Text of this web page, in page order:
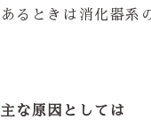
あるときは消化器系
主な原因としては